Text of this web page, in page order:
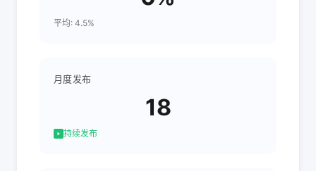
平均: 4.5%
月度发布
18
持续发布